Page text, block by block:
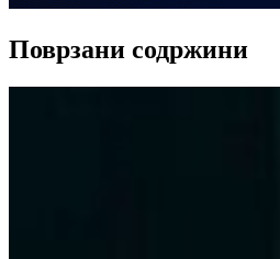
Поврзани содржини